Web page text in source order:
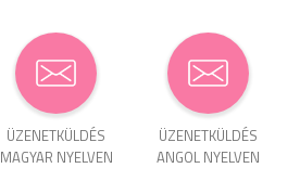
ÜZENET­KÜLDÉS
MAGYAR NYELVEN
ÜZENET­KÜLDÉS
ANGOL NYELVEN